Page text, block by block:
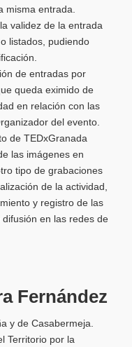
misma entrada.
validez de la entrada
listados, pudiendo
de entradas por
queda eximido de
en relación con las
del evento.
de TEDxGranada
las imágenes en
tipo de grabaciones
de la actividad,
y registro de las
en las redes de
Fernández
y de Casabermeja.
Territorio por la